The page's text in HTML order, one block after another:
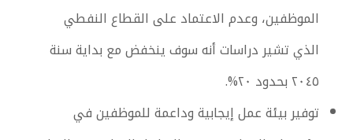
الموظفين، وعدم الاعتماد على القطاع النفطي
الذي تشير دراسات أنه سوف ينخفض مع بداية سنة
٢٠٤٥ بحدود ٢٠%.
توفير بيئة عمل إيجابية وداعمة للموظفين في